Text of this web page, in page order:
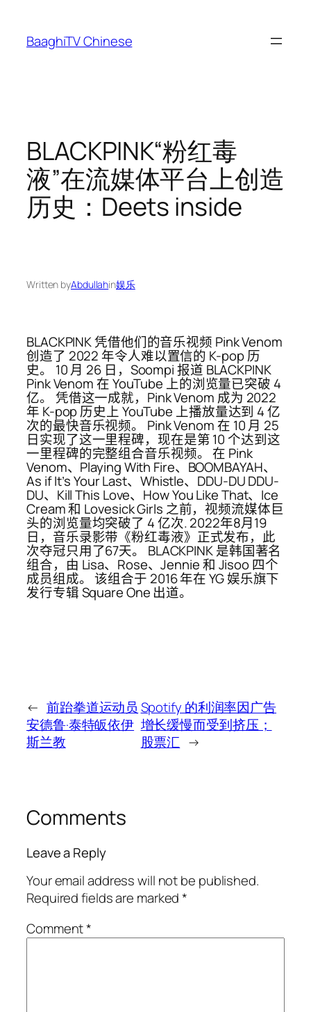
content
BaaghiTV Chinese
BLACKPINK“粉红毒
液”在流媒体平台上创造
历史：Deets inside
Written byAbdullahin娱乐
BLACKPINK 凭借他们的音乐视频 Pink Venom
创造了 2022 年令人难以置信的 K-pop 历
史。 10 月 26 日，Soompi 报道 BLACKPINK
Pink Venom 在 YouTube 上的浏览​​量已突破 4
亿。 凭借这一成就，Pink Venom 成为 2022
年 K-pop 历史上 YouTube 上播放量达到 4 亿
次的最快音乐视频。 Pink Venom 在 10 月 25
日实现了这一里程碑，现在是第 10 个达到这
一里程碑的完整组合音乐视频。 在 Pink
Venom、Playing With Fire、BOOMBAYAH、
As if It’s Your Last、Whistle、DDU-DU DDU-
DU、Kill This Love、How You Like That、Ice
Cream 和 Lovesick Girls 之前，视频流媒体巨
头的浏览量均突破了 4 亿次. 2022年8月19
日，音乐录影带《粉红毒液》正式发布，此
次夺冠只用了67天。 BLACKPINK 是韩国著名
组合，由 Lisa、Rose、Jennie 和 Jisoo 四个
成员组成。 该组合于 2016 年在 YG 娱乐旗下
发行专辑 Square One 出道。
← 前跆拳道运动员
安德鲁·泰特皈依伊
斯兰教
Spotify 的利润率因广告
增长缓慢而受到挤压；
股票汇 →
Comments
Leave a Reply
Your email address will not be published.
Required fields are marked*
Comment*